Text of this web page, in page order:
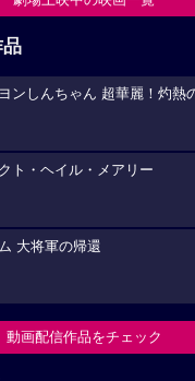
ンしんちゃん 超華麗！灼熱
ト・ヘイル・メアリー
大将軍の帰還
動画配信作品をチェック